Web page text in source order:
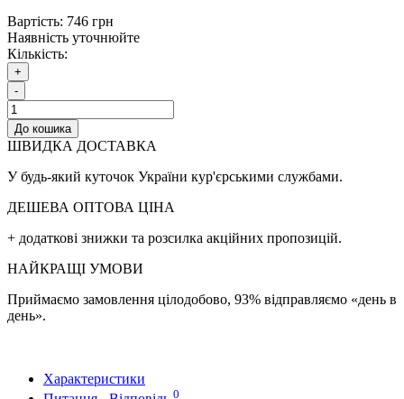
Вартість: 746 грн
Наявність уточнюйте
Кількість:
+
-
До кошика
ШВИДКА ДОСТАВКА
У будь-який куточок України кур'єрськими службами.
ДЕШЕВА ОПТОВА ЦІНА
+ додаткові знижки та розсилка акційних пропозицій.
НАЙКРАЩІ УМОВИ
Приймаємо замовлення цілодобово, 93% відправляємо «день в
день».
Характеристики
0